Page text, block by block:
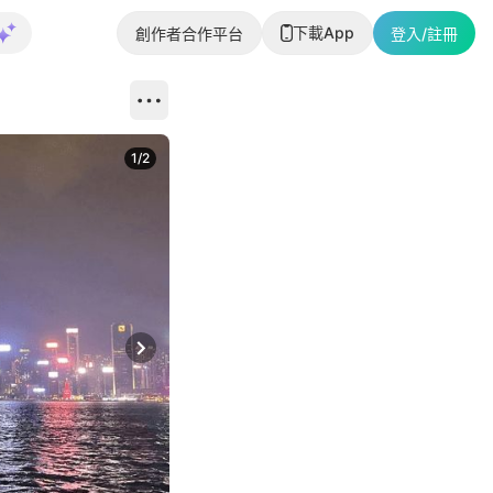
創作者合作平台 下載App 登入/註冊
Next slide
1/2